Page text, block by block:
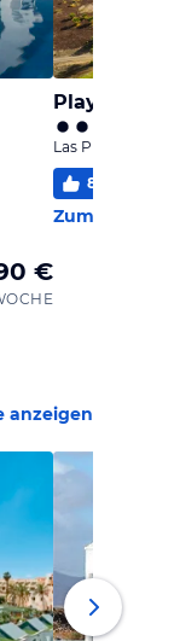
€
Playitas
Las Playitas,
87
Zum Hotel
anzeigen